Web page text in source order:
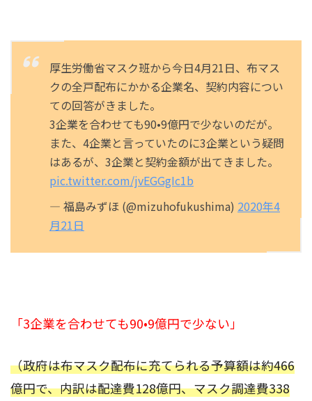
厚生労働省マスク班から今日4月21日、布マス
クの全戸配布にかかる企業名、契約内容につい
ての回答がきました。
3企業を合わせても90•9億円で少ないのだが。
また、4企業と言っていたのに3企業という疑問
はあるが、3企業と契約金額が出てきました。
pic.twitter.com/jvEGGgIc1b
— 福島みずほ (@mizuhofukushima) 2020年4
月21日
「3企業を合わせても90•9億円で少ない」
（政府は布マスク配布に充てられる予算額は約466
億円で、内訳は配達費128億円、マスク調達費338